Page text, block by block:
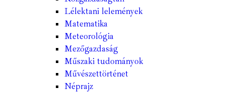
Lélektani lelemények
Matematika
Meteorológia
Mezőgazdaság
Műszaki tudományok
Művészettörténet
Néprajz